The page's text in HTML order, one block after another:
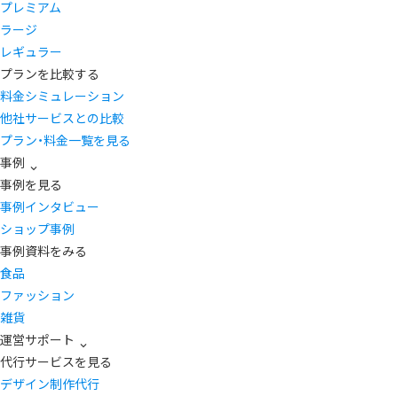
プレミアム
ラージ
レギュラー
プランを比較する
料金シミュレーション
他社サービスとの比較
プラン・料金一覧を見る
事例
事例を見る
事例インタビュー
ショップ事例
事例資料をみる
食品
ファッション
雑貨
運営サポート
代行サービスを見る
デザイン制作代行